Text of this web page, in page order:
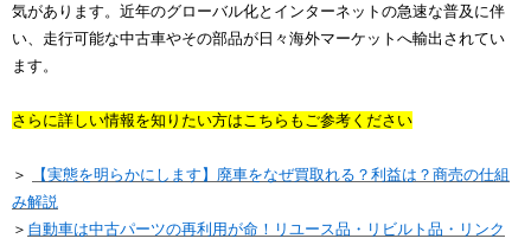
気があります。近年のグローバル化とインターネットの急速な普及に伴
い、走行可能な中古車やその部品が日々海外マーケットへ輸出されてい
ます。
さらに詳しい情報を知りたい方はこちらもご参考ください
＞
【実態を明らかにします】廃車をなぜ買取れる？利益は？商売の仕組
み解説
＞ 自動車は中古パーツの再利用が命！リユース品・リビルト品・リンク